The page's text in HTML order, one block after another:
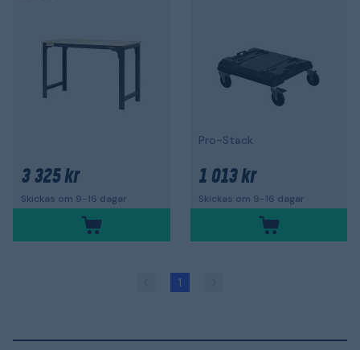
3 325 kr
Skickas om 9-16 dagar
Pro-Stack
1 013 kr
Skickas om 9-16 dagar
1